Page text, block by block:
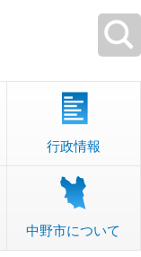
行政情報
中野市について